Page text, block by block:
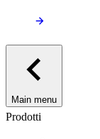
Main menu
Prodotti